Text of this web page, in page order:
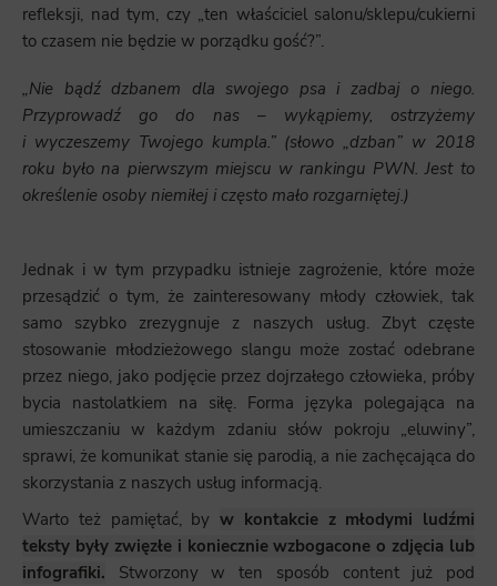
refleksji, nad tym, czy „ten właściciel salonu/sklepu/cukierni
to czasem nie będzie w porządku gość?”.
„Nie bądź dzbanem dla swojego psa i zadbaj o niego.
Przyprowadź go do nas – wykąpiemy, ostrzyżemy
i wyczeszemy Twojego kumpla.” (słowo „dzban” w 2018
roku było na pierwszym miejscu w rankingu PWN. Jest to
określenie osoby niemiłej i często mało rozgarniętej.)
Jednak i w tym przypadku istnieje zagrożenie, które może
przesądzić o tym, że zainteresowany młody człowiek, tak
samo szybko zrezygnuje z naszych usług. Zbyt częste
stosowanie młodzieżowego slangu może zostać odebrane
przez niego, jako podjęcie przez dojrzałego człowieka, próby
bycia nastolatkiem na siłę. Forma języka polegająca na
umieszczaniu w każdym zdaniu słów pokroju „eluwiny”,
sprawi, że komunikat stanie się parodią, a nie zachęcająca do
skorzystania z naszych usług informacją.
Warto też pamiętać, by w kontakcie z młodymi ludźmi
teksty były zwięzłe i koniecznie wzbogacone o zdjęcia lub
infografiki. Stworzony w ten sposób content już pod